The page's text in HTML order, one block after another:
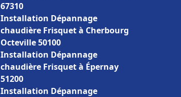
67310
Installation Dépannage
chaudière Frisquet à Cherbourg
Octeville 50100
Installation Dépannage
chaudière Frisquet à Épernay
51200
Installation Dépannage